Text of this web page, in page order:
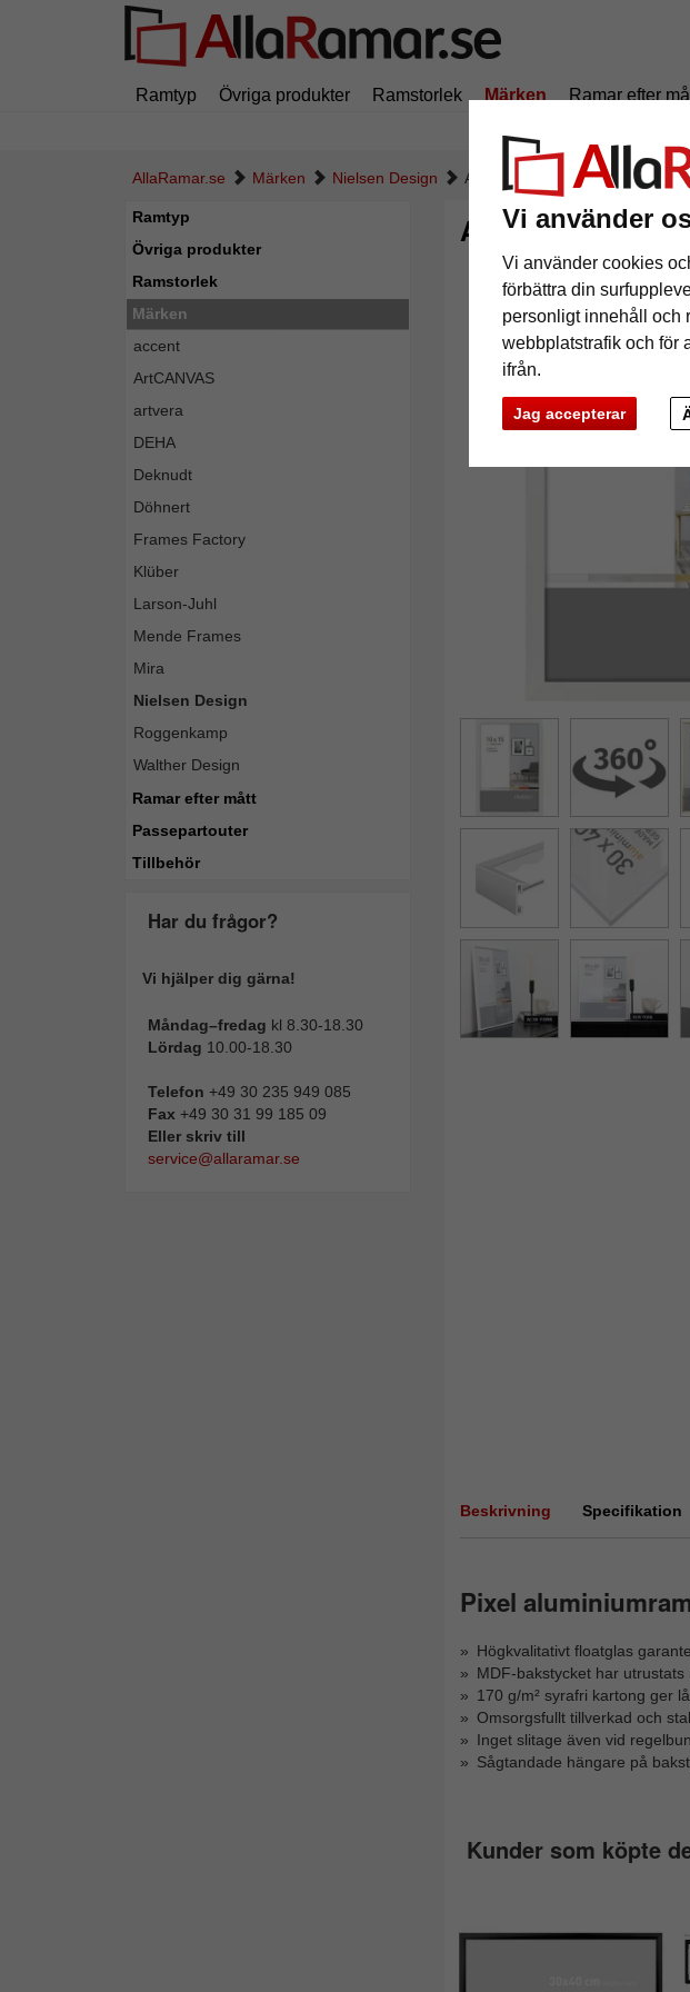
Vi använder
Vi använder cookies
förbättra din
personligt innehåll och
webbplatstrafik och för
ifrån.
Jag accepterar
Ramtyp Övriga produkter Ramstorlek Märken Ramar efter
AllaRamar.se Märken Nielsen Design Aluminiumram Pixel
Ramtyp
Övriga produkter
Ramstorlek
Märken
accent
ArtCANVAS
artvera
DEHA
Deknudt
Döhnert
Frames Factory
Klüber
Larson-Juhl
Mende Frames
Mira
Nielsen Design
Roggenkamp
Walther Design
Ramar efter mått
Passepartouter
Tillbehör
Har du frågor?
Vi hjälper dig gärna!
Måndag–fredag kl 8.30-18.30
Lördag 10.00-18.30
Telefon +49 30 235 949 085
Fax +49 30 31 99 185 09
Eller skriv till
service@allaramar.se
Aluminiumram
Beskrivning Specifikation
Pixel
Högkvalitativt floatglas
MDF-bakstycket har
170 g/m² syrafri kartong ger
Omsorgsfullt tillverkad och
Inget slitage även vid
Sågtandade hängare på
Kunder som köpte